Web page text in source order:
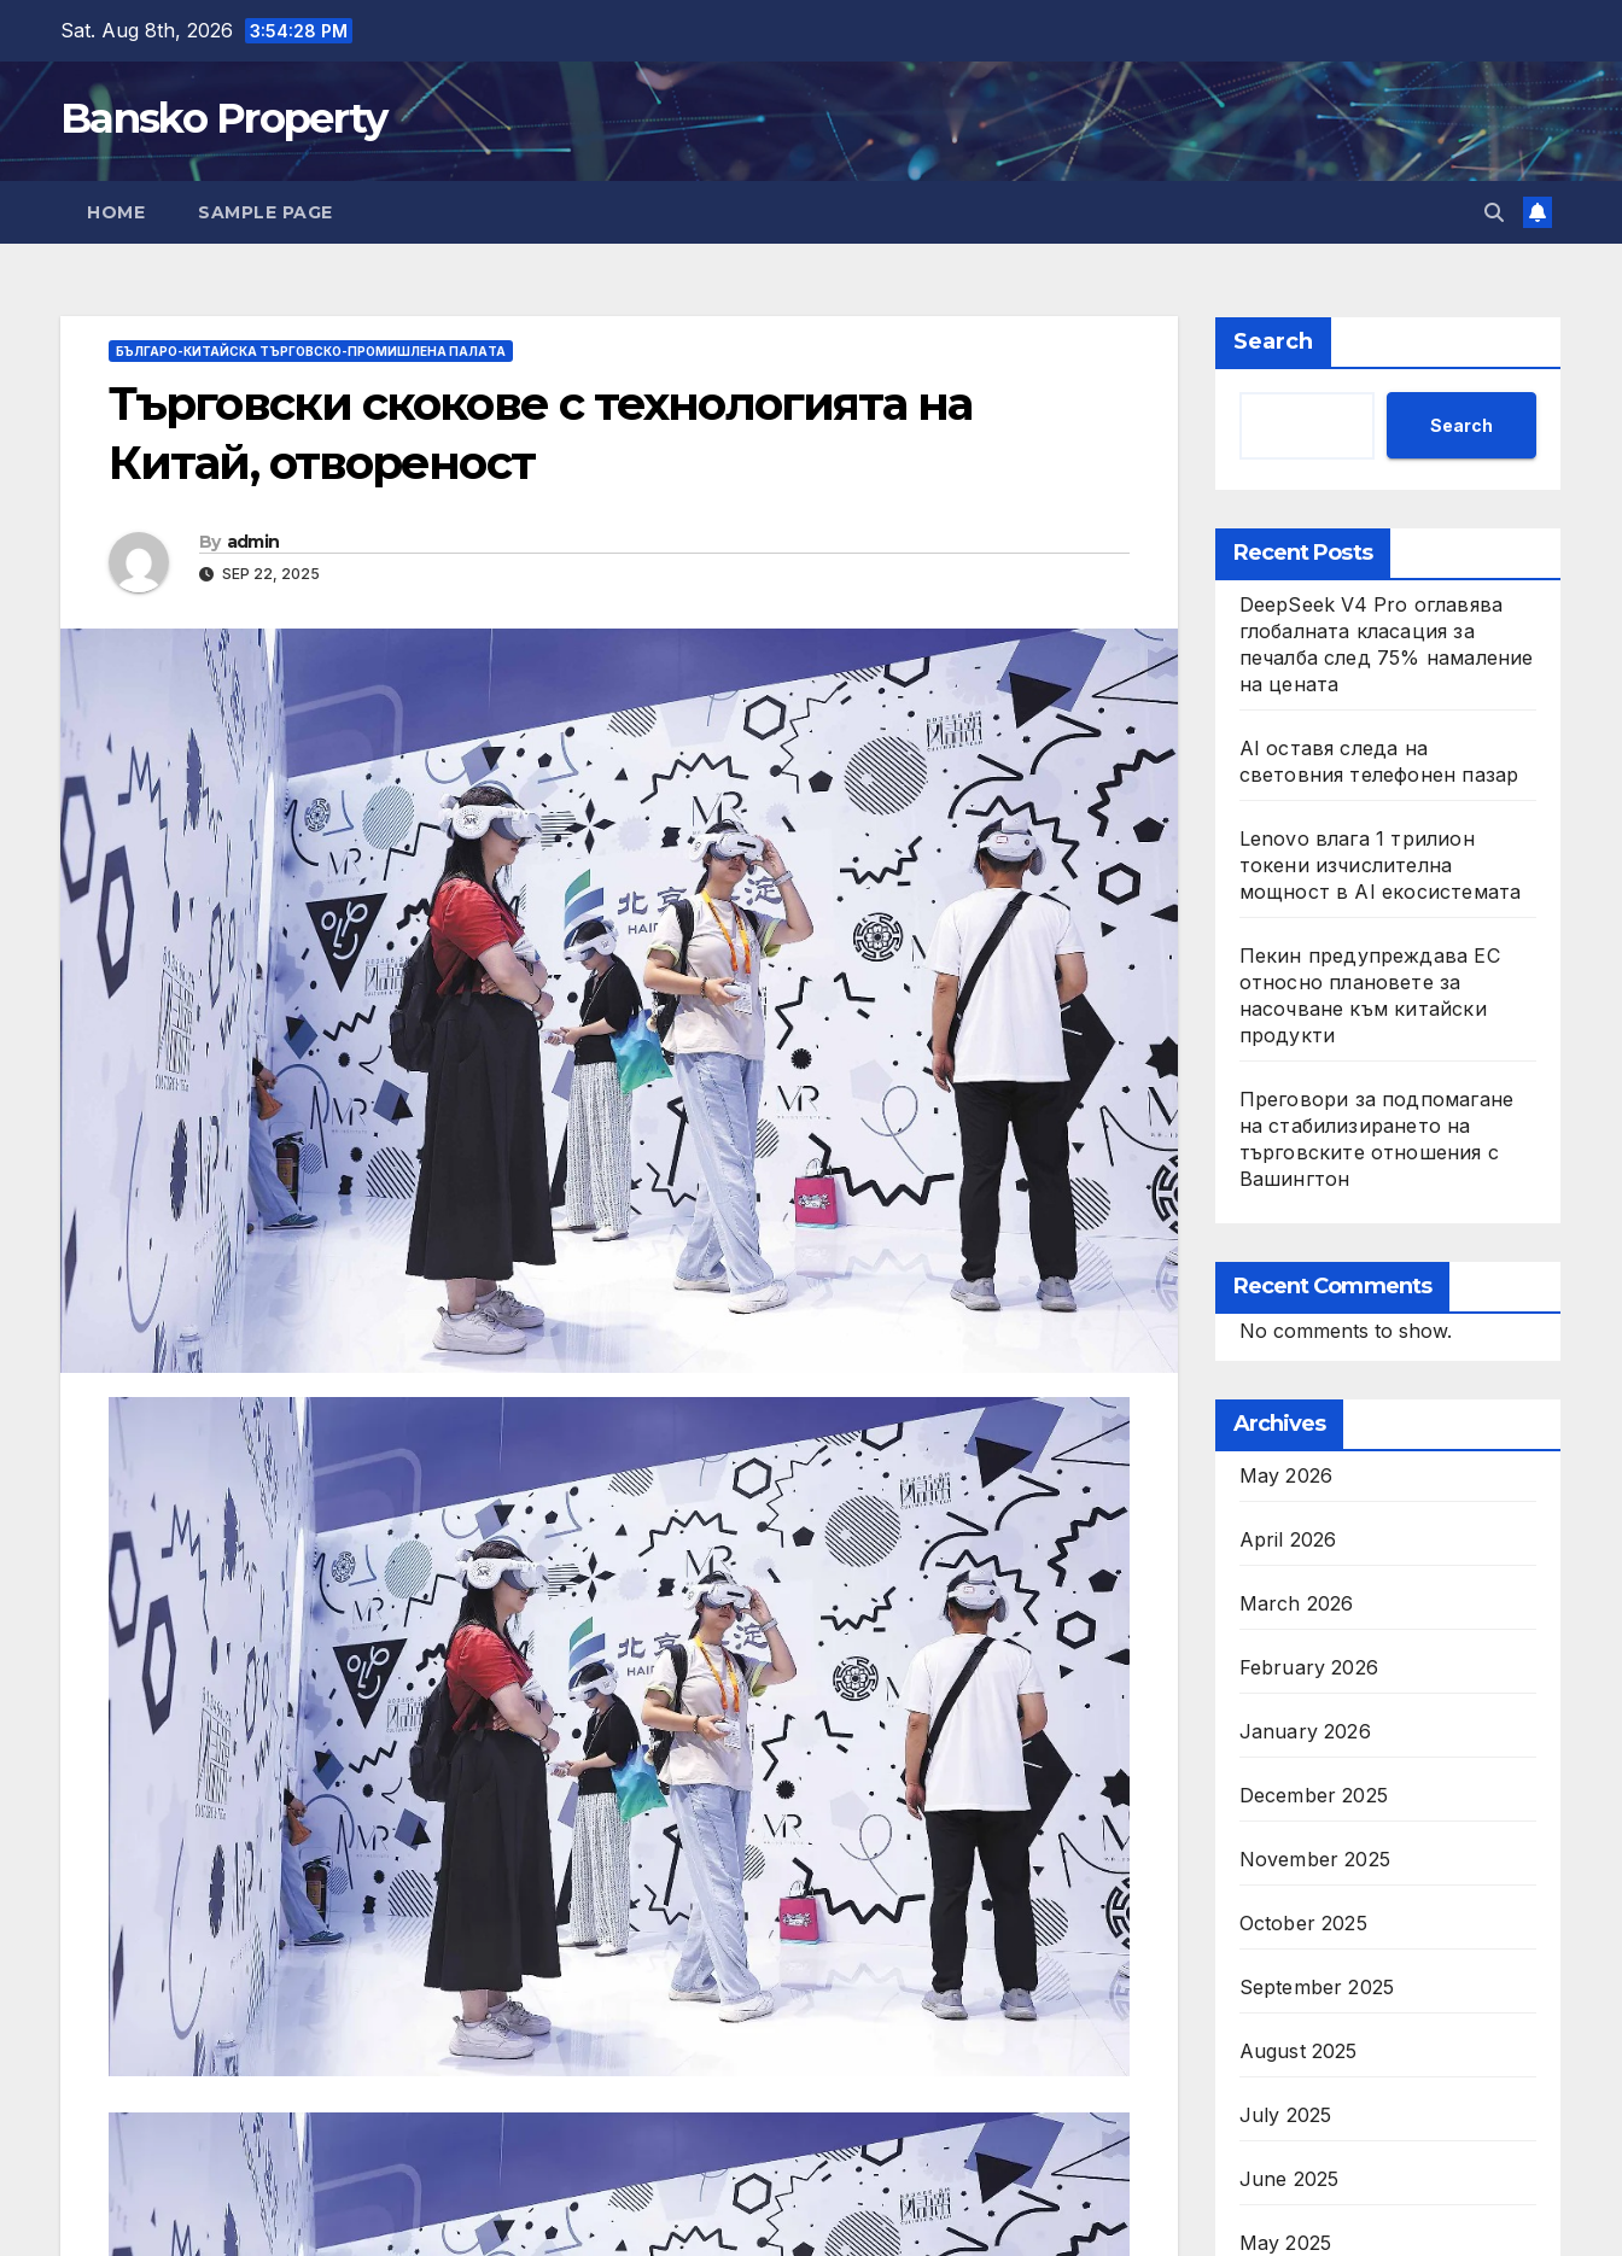
content
Sat. Aug 8th, 2026 3:54:30 PM
Bansko Property
HOME SAMPLE PAGE
БЪЛГАРО-КИТАЙСКА ТЪРГОВСКО-ПРОМИШЛЕНА ПАЛAТА
Търговски скокове с технологията на
Китай, отвореност
By admin
SEP 22, 2025
Search
Search
Recent Posts
DeepSeek V4 Pro оглавява
глобалната класация за
печалба след 75% намаление
на цената
AI оставя следа на
световния телефонен пазар
Lenovo влага 1 трилион
токени изчислителна
мощност в AI екосистемата
Пекин предупреждава ЕС
относно плановете за
насочване към китайски
продукти
Преговори за подпомагане
на стабилизирането на
търговските отношения с
Вашингтон
Recent Comments
No comments to show.
Archives
May 2026
April 2026
March 2026
February 2026
January 2026
December 2025
November 2025
October 2025
September 2025
August 2025
July 2025
June 2025
May 2025